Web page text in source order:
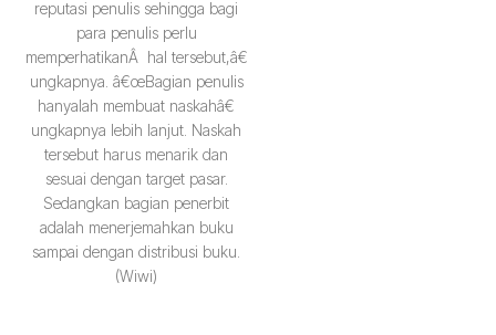
reputasi penulis sehingga bagi
para penulis perlu
memperhatikanÂ hal tersebut,â€
ungkapnya. â€œBagian penulis
hanyalah membuat naskahâ€
ungkapnya lebih lanjut. Naskah
tersebut harus menarik dan
sesuai dengan target pasar.
Sedangkan bagian penerbit
adalah menerjemahkan buku
sampai dengan distribusi buku.
(Wiwi)